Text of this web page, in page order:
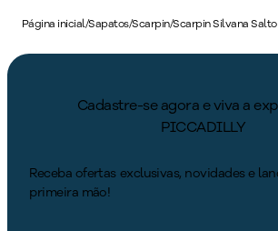
Página inicial/Sapatos/Scarpin/Scarpin Silvana
Cadastre-se agora e viva a
PICCADILLY
Receba ofertas exclusivas, novidades e
primeira mão!